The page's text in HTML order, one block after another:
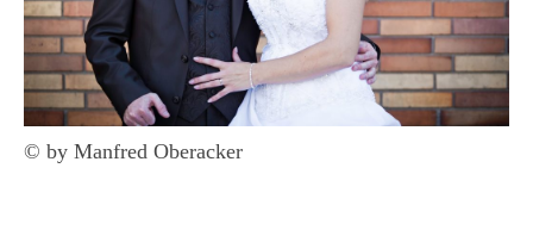
© by Manfred Oberacker